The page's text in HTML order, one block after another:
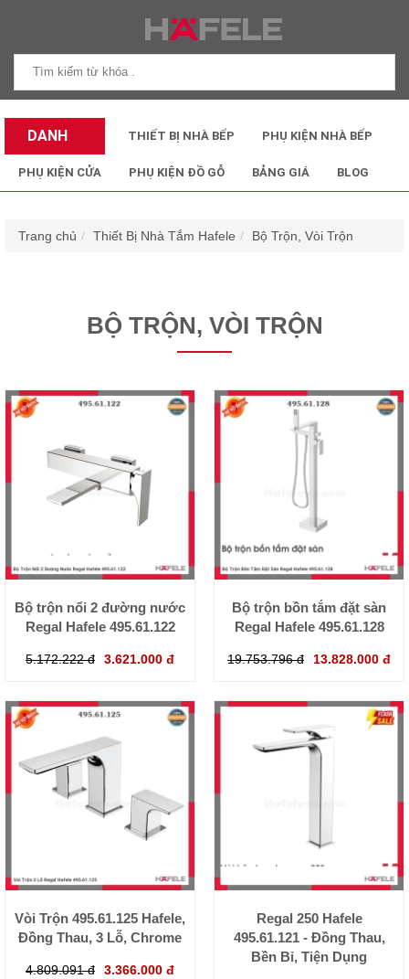
DANH
MỤC SẢN
THIẾT BỊ NHÀ BẾP PHỤ KIỆN NHÀ BẾP
PHỤ KIỆN CỬA PHỤ KIỆN ĐỒ GỖ BẢNG GIÁ BLOG
Trang chủ Thiết Bị Nhà Tắm Hafele Bộ Trộn, Vòi Trộn
BỘ TRỘN, VÒI TRỘN
Bộ trộn nổi 2 đường nước
Regal Hafele 495.61.122
5.172.222 đ 3.621.000 đ
Bộ trộn bồn tắm đặt sàn
Regal Hafele 495.61.128
19.753.796 đ 13.828.000 đ
Vòi Trộn 495.61.125 Hafele,
Đồng Thau, 3 Lỗ, Chrome
4.809.091 đ 3.366.000 đ
Regal 250 Hafele
495.61.121 - Đồng Thau,
Bền Bỉ, Tiện Dụng